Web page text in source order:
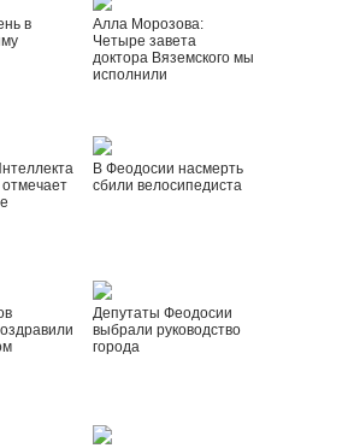
в
Алла Морозова:
Четыре завета
доктора Вяземского мы
исполнили
В Феодосии насмерть
сбили велосипедиста
Депутаты Феодосии
выбрали руководство
города